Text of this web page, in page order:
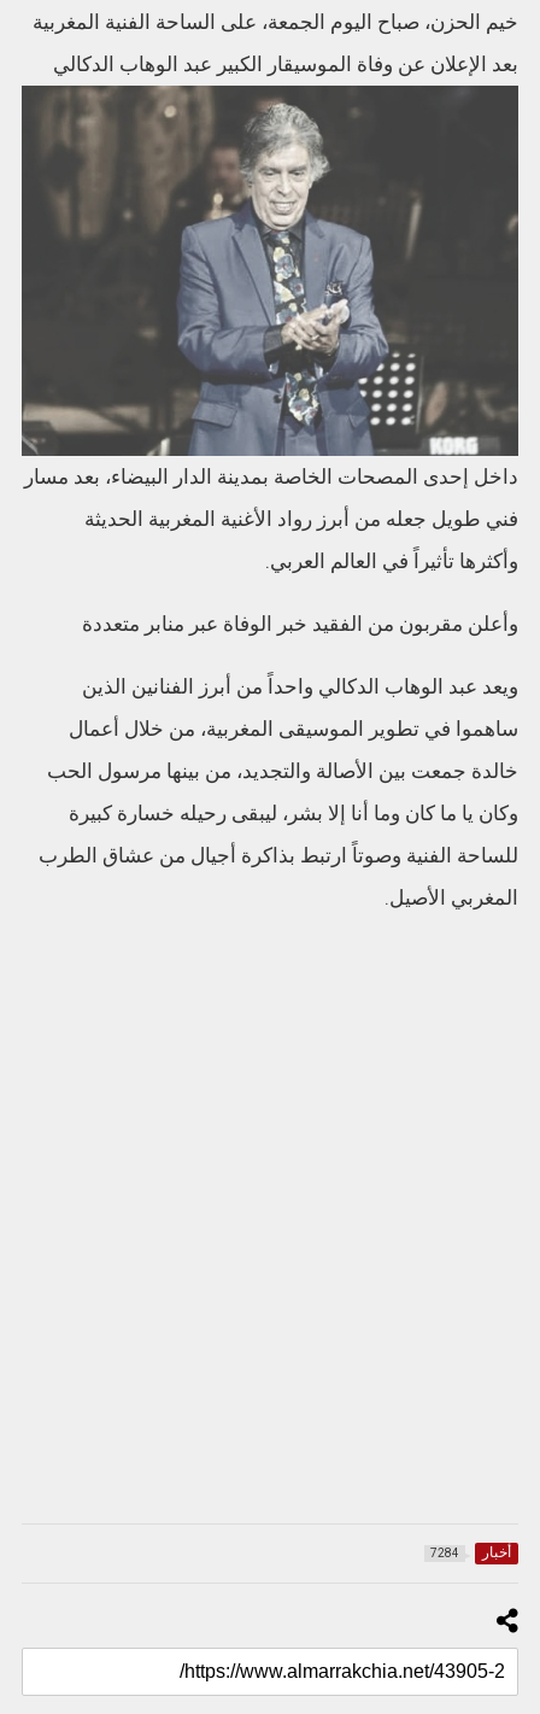
خيم الحزن، صباح اليوم الجمعة، على الساحة الفنية المغربية
بعد الإعلان عن وفاة الموسيقار الكبير عبد الوهاب الدكالي
داخل إحدى المصحات الخاصة بمدينة الدار البيضاء، بعد مسار
فني طويل جعله من أبرز رواد الأغنية المغربية الحديثة
وأكثرها تأثيراً في العالم العربي.
وأعلن مقربون من الفقيد خبر الوفاة عبر منابر متعددة
ويعد عبد الوهاب الدكالي واحداً من أبرز الفنانين الذين
ساهموا في تطوير الموسيقى المغربية، من خلال أعمال
خالدة جمعت بين الأصالة والتجديد، من بينها مرسول الحب
وكان يا ما كان وما أنا إلا بشر، ليبقى رحيله خسارة كبيرة
للساحة الفنية وصوتاً ارتبط بذاكرة أجيال من عشاق الطرب
المغربي الأصيل.
أخبار 7284